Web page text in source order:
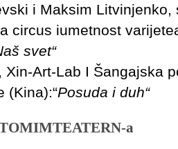
i Maksim Litvinjenko,
circus iumetnost
svet“
Xin-Art-Lab I Šangajska
(Kina):“Posuda i duh“
a